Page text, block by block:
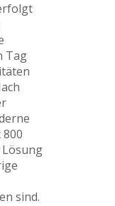
Tag
sind.